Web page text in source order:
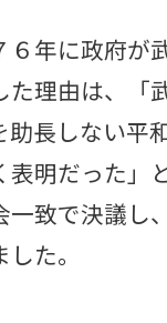
年に政府が
た理由は、「
助長しない平
表明だった」
一致で決議し
た。